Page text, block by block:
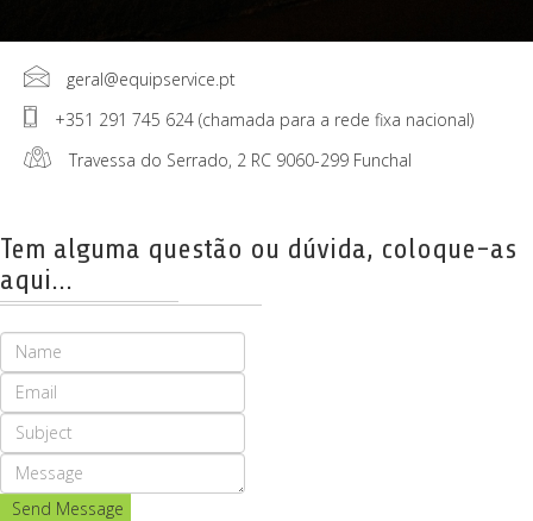
geral@equipservice.pt
+351 291 745 624 (chamada para a rede fixa nacional)
Travessa do Serrado, 2 RC 9060-299 Funchal
Tem alguma questão ou dúvida, coloque-as
aqui...
Send Message